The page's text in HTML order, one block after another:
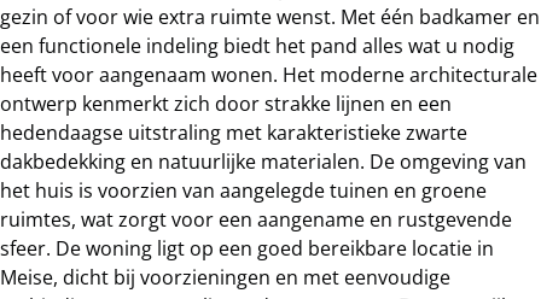
gezin of voor wie extra ruimte wenst. Met één badkamer en
een functionele indeling biedt het pand alles wat u nodig
heeft voor aangenaam wonen. Het moderne architecturale
ontwerp kenmerkt zich door strakke lijnen en een
hedendaagse uitstraling met karakteristieke zwarte
dakbedekking en natuurlijke materialen. De omgeving van
het huis is voorzien van aangelegde tuinen en groene
ruimtes, wat zorgt voor een aangename en rustgevende
sfeer. De woning ligt op een goed bereikbare locatie in
Meise, dicht bij voorzieningen en met eenvoudige